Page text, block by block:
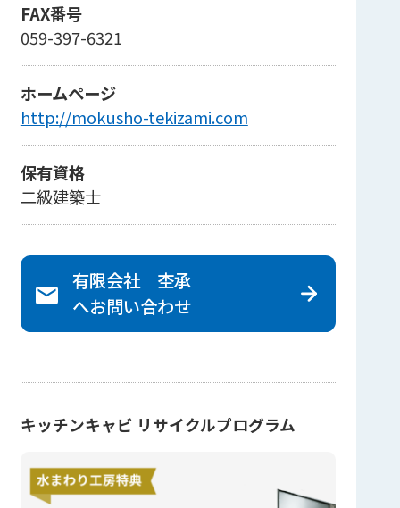
FAX番号
059-397-6321
ホームページ
http://mokusho-tekizami.com
保有資格
二級建築士
有限会社 杢承
へお問い合わせ
キッチンキャビ リサイクルプログラム